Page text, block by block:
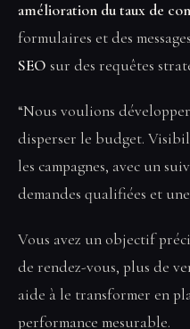
amélioration du taux de
formulaires et des
SEO sur des requêtes
“Nous voulions
disperser le budget.
les campagnes, avec un
demandes qualifiées et
Vous avez un objectif
de rendez-vous, plus de
aide à le transformer en
performance mesurable.